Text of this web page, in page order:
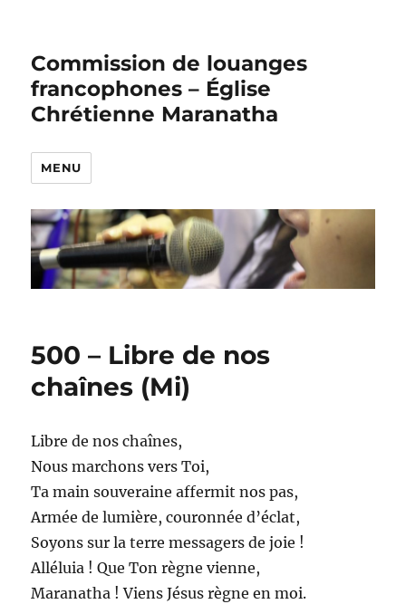
Commission de louanges
francophones – Église
Chrétienne Maranatha
MENU
500 – Libre de nos
chaînes (Mi)
Libre de nos chaînes,
Nous marchons vers Toi,
Ta main souveraine affermit nos pas,
Armée de lumière, couronnée d’éclat,
Soyons sur la terre messagers de joie !
Alléluia ! Que Ton règne vienne,
Maranatha ! Viens Jésus règne en moi.